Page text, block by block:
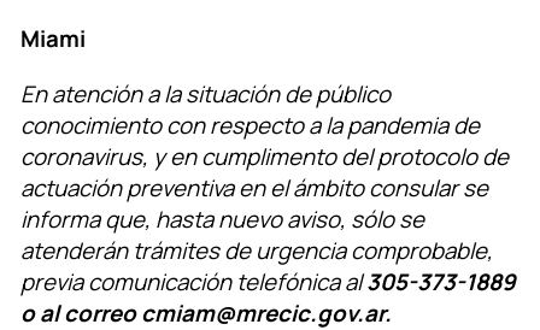
Miami
En atención a la situación de público
conocimiento con respecto a la pandemia de
coronavirus, y en cumplimento del protocolo de
actuación preventiva en el ámbito consular se
informa que, hasta nuevo aviso, sólo se
atenderán trámites de urgencia comprobable,
previa comunicación telefónica al305-373-1889
o al correo cmiam@mrecic.gov.ar.